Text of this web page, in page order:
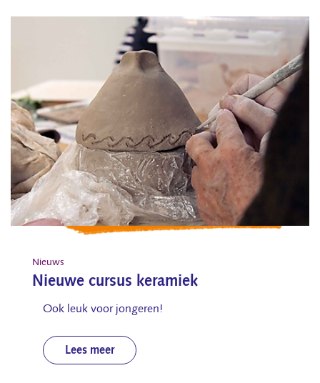
Nieuws
Nieuwe cursus keramiek
Ook leuk voor jongeren!
Lees meer